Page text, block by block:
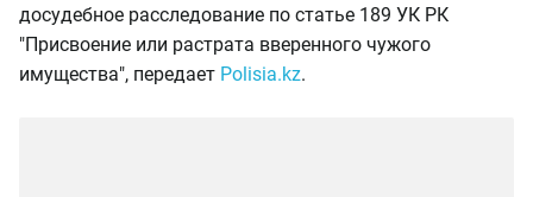
досудебное расследование по статье 189 УК РК
"Присвоение или растрата вверенного чужого
имущества", передает Polisia.kz.